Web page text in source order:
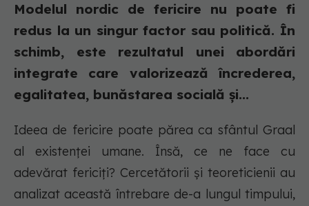
Modelul nordic de fericire nu poate fi
redus la un singur factor sau politică. În
schimb, este rezultatul unei abordări
integrate care valorizează încrederea,
egalitatea, bunăstarea socială și...
Ideea de fericire poate părea ca sfântul Graal
al existenței umane. Însă, ce ne face cu
adevărat fericiți? Cercetătorii și teoreticienii au
analizat această întrebare de-a lungul timpului,